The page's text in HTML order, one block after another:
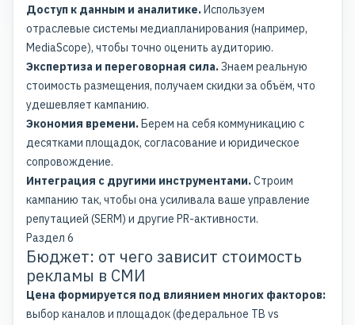
Доступ к данным и аналитике.Используем
отраслевые системы медиапланирования (например,
MediaScope), чтобы точно оценить аудиторию.
Экспертиза и переговорная сила.Знаем реальную
стоимость размещения, получаем скидки за объём, что
удешевляет кампанию.
Экономия времени.Берем на себя коммуникацию с
десятками площадок, согласование и юридическое
сопровождение.
Интеграция с другими инструментами.Строим
кампанию так, чтобы она усиливала ваше управление
репутацией (SERM) и другие PR-активности.
Раздел 6
Бюджет: от чего зависит стоимость
рекламы в СМИ
Цена формируется под влиянием многих факторов:
выбор каналов и площадок (федеральное ТВ vs